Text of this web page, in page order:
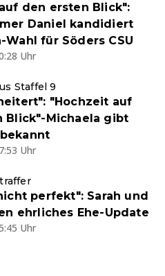
den ersten Blick":
Daniel kandidiert
Wahl für Söders CSU
Uhr
Staffel 9
"Hochzeit auf
Blick"-Michaela gibt
Uhr
perfekt": Sarah und
ehrliches Ehe-Update
Uhr